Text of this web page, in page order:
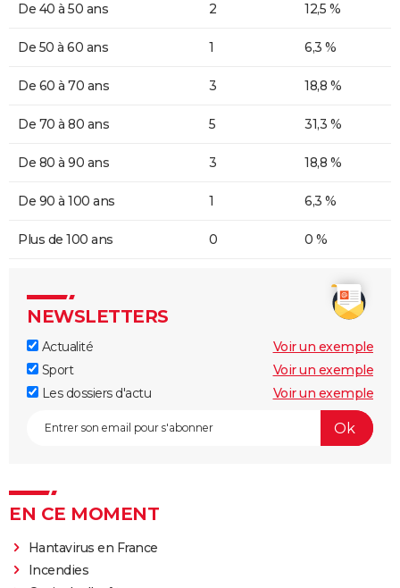
De 40 à 50 ans 2 12,5 %
De 50 à 60 ans 1 6,3 %
De 60 à 70 ans 3 18,8 %
De 70 à 80 ans 5 31,3 %
De 80 à 90 ans 3 18,8 %
De 90 à 100 ans 1 6,3 %
Plus de 100 ans 0 0 %
NEWSLETTERS
Actualité
Voir un exemple
Sport
Voir un exemple
Les dossiers d'actu
Voir un exemple
EN CE MOMENT
Hantavirus en France
Incendies